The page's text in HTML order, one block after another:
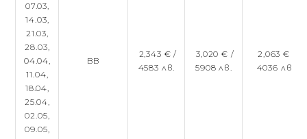
07.03,
14.03,
21.03,
28.03,
04.04,
11.04,
18.04,
25.04,
02.05,
09.05,
BB
2,343 € /
4583 лв.
3,020 € /
5908 лв.
2,063 € /
4036 лв.